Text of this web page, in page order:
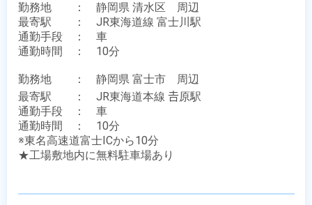
勤務地　　：　静岡県 清水区　周辺
最寄駅　　：　JR東海道線 富士川駅
通勤手段　：　車
通勤時間　：　10分
勤務地　　：　静岡県 富士市　周辺
最寄駅　　：　JR東海道本線 𠮷原駅
通勤手段　：　車
通勤時間　：　10分
※東名高速道富士ICから10分
★工場敷地内に無料駐車場あり